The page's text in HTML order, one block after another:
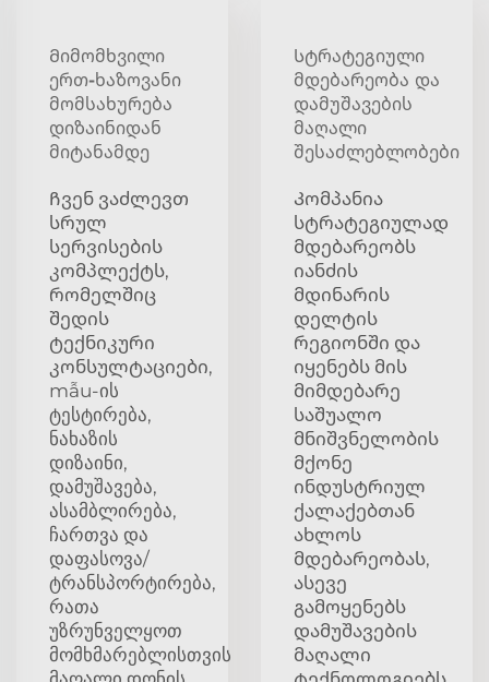
Მიმომხვილი
ერთ-ხაზოვანი
მომსახურება
დიზაინიდან
მიტანამდე
Ჩვენ ვაძლევთ
სრულ
სერვისების
კომპლექტს,
რომელშიც
შედის
ტექნიკური
კონსულტაციები,
mẫu-ის
ტესტირება,
ნახაზის
დიზაინი,
დამუშავება,
ასამბლირება,
ჩართვა და
დაფასოვა/
ტრანსპორტირება,
რათა
უზრუნველყოთ
მომხმარებლისთვის
Სტრატეგიული
მდებარეობა და
დამუშავების
მაღალი
შესაძლებლობები
Კომპანია
სტრატეგიულად
მდებარეობს
იანძის
მდინარის
დელტის
რეგიონში და
იყენებს მის
მიმდებარე
საშუალო
მნიშვნელობის
მქონე
ინდუსტრიულ
ქალაქებთან
ახლოს
მდებარეობას,
ასევე
გამოყენებს
დამუშავების
მაღალი